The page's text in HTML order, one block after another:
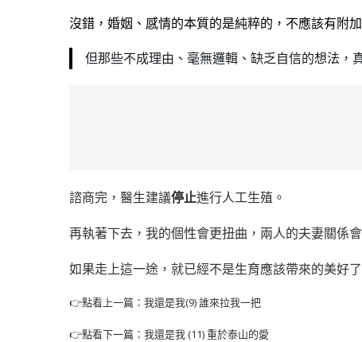
沒錯，婚姻、感情的本質的是純粹的，不應該有附
但那些不成理由、毫無邏輯、缺乏自信的想法，
諮商完，醫生建議停止進行人工生殖。
再執著下去，我的個性會更扭曲，兩人的夫妻關係
如果走上這一途，就已經不是生育應該帶來的美好了
👉點看上一篇： 我還是我(9) 誰來拉我一把
👉點看下一篇： 我還是我 (11) 重於泰山的愛